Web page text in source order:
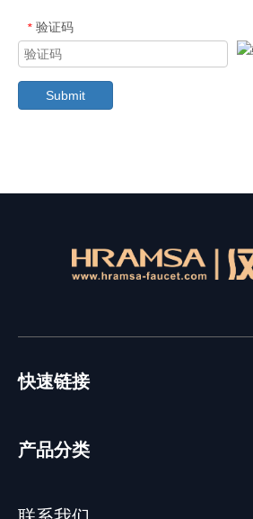
* 验证码
Submit
快速链接
产品分类